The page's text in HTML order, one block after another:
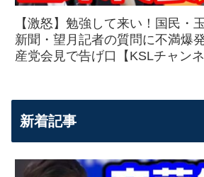
【激怒】勉強して来い！国民・
新聞・望月記者の質問に不満爆
産党会見で告げ口【KSLチャンネ
新着記事